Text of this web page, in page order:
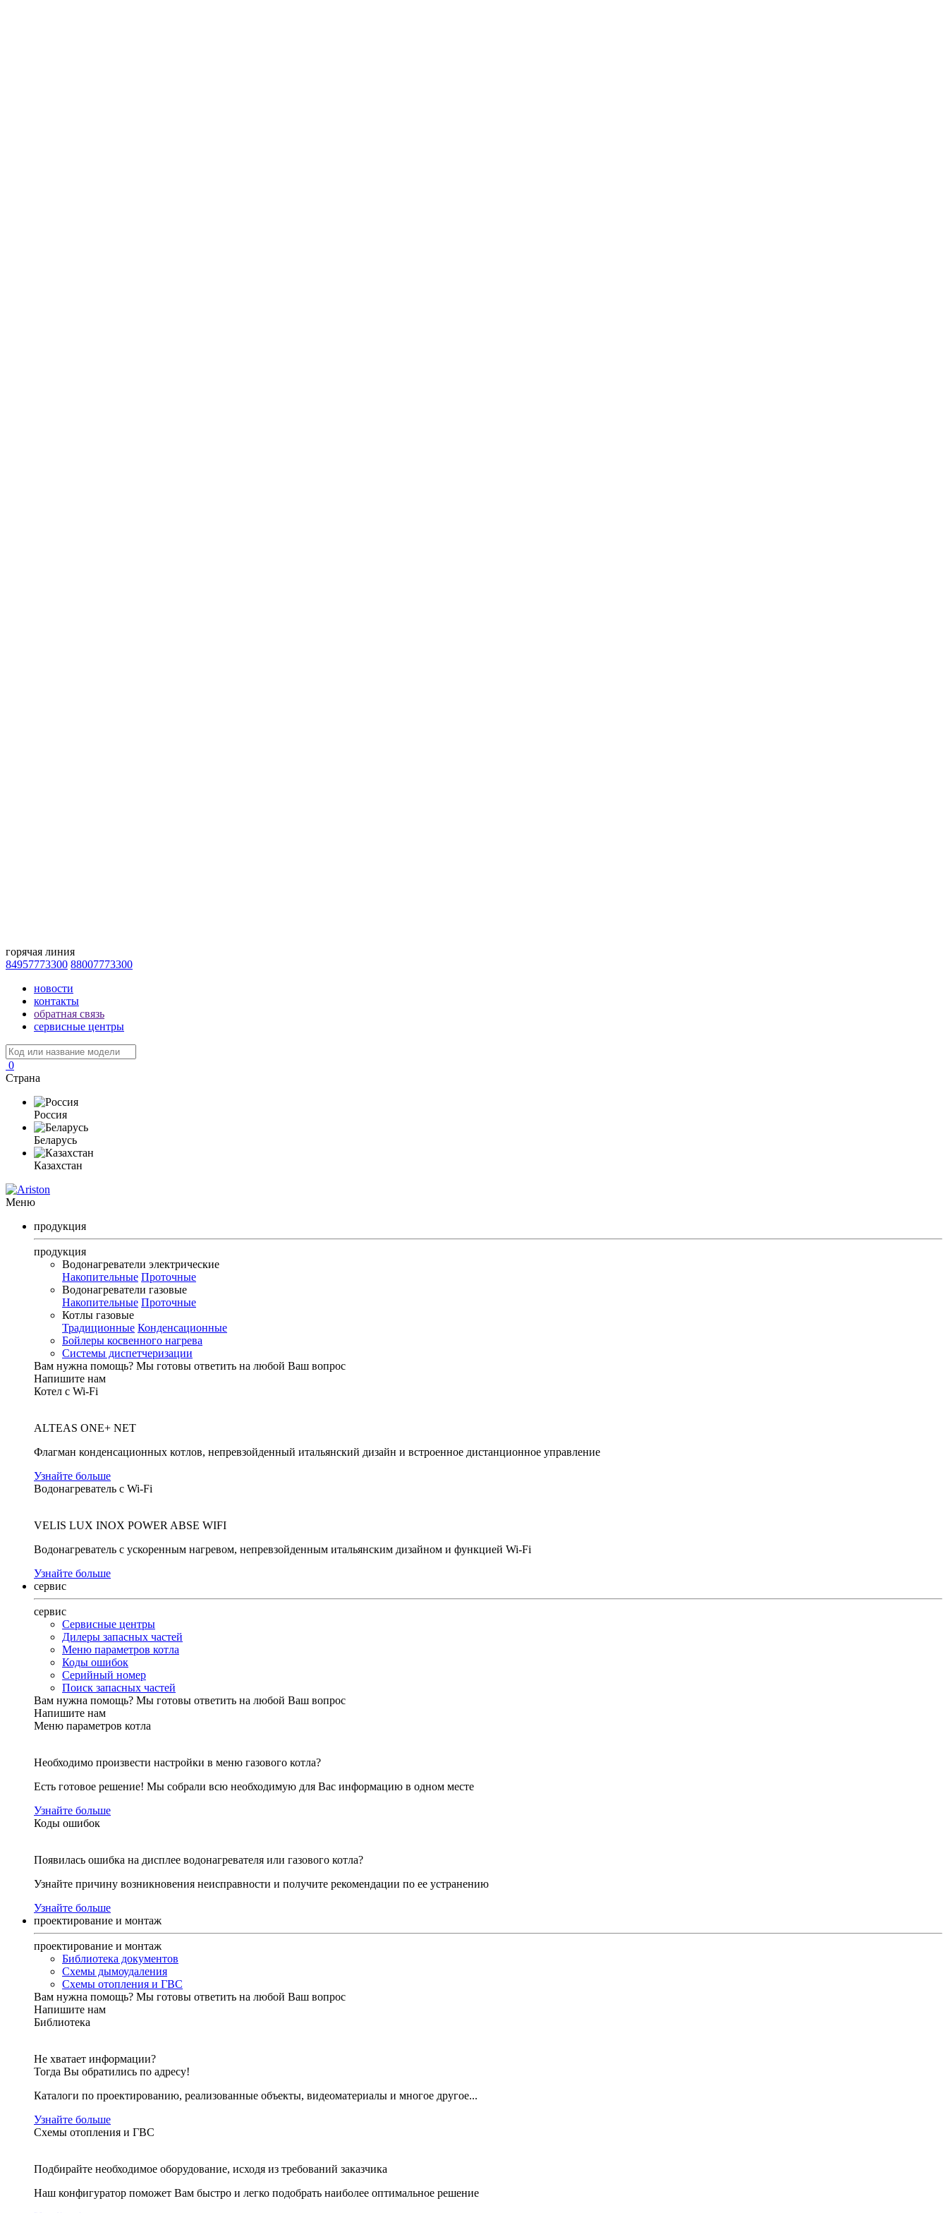
горячая линия
84957773300 88007773300
новости
контакты
обратная связь
сервисные центры
0
Страна
Россия
Беларусь
Казахстан
Меню
продукция
продукция
Водонагреватели электрические
Накопительные Проточные
Водонагреватели газовые
Накопительные Проточные
Котлы газовые
Традиционные Конденсационные
Бойлеры косвенного нагрева
Системы диспетчеризации
Вам нужна помощь? Мы готовы ответить на любой Ваш вопрос
Напишите нам
Котел с Wi-Fi
ALTEAS ONE+ NET
Флагман конденсационных котлов, непревзойденный итальянский дизайн и встроенное дистанционное управление
Узнайте больше
Водонагреватель с Wi-Fi
VELIS LUX INOX POWER ABSE WIFI
Водонагреватель с ускоренным нагревом, непревзойденным итальянским дизайном и функцией Wi-Fi
Узнайте больше
сервис
сервис
Сервисные центры
Дилеры запасных частей
Меню параметров котла
Коды ошибок
Серийный номер
Поиск запасных частей
Вам нужна помощь? Мы готовы ответить на любой Ваш вопрос
Напишите нам
Меню параметров котла
Необходимо произвести настройки в меню газового котла?
Есть готовое решение! Мы собрали всю необходимую для Вас информацию в одном месте
Узнайте больше
Коды ошибок
Появилась ошибка на дисплее водонагревателя или газового котла?
Узнайте причину возникновения неисправности и получите рекомендации по ее устранению
Узнайте больше
проектирование и монтаж
проектирование и монтаж
Библиотека документов
Схемы дымоудаления
Схемы отопления и ГВС
Вам нужна помощь? Мы готовы ответить на любой Ваш вопрос
Напишите нам
Библиотека
Не хватает информации?
Тогда Вы обратились по адресу!
Каталоги по проектированию, реализованные объекты, видеоматериалы и многое другое...
Узнайте больше
Схемы отопления и ГВС
Подбирайте необходимое оборудование, исходя из требований заказчика
Наш конфигуратор поможет Вам быстро и легко подобрать наиболее оптимальное решение